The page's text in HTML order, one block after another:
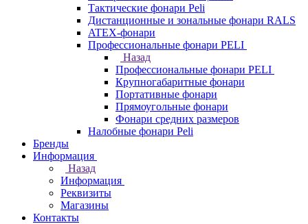
Тактические фонари Peli
Дистанционные и зональные фонари RALS
ATEX-фонари
Профессиональные фонари PELI
Назад
Профессиональные фонари PELI
Крупногабаритные фонари
Портативные фонари
Прямоугольные фонари
Фонари средних размеров
Налобные фонари Peli
Бренды
Информация
Назад
Информация
Реквизиты
Магазины
Контакты